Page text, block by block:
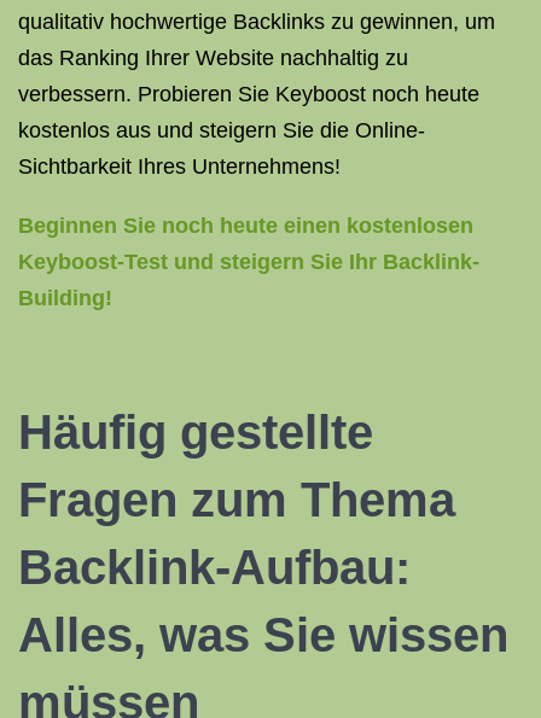
qualitativ hochwertige Backlinks zu gewinnen, um
das Ranking Ihrer Website nachhaltig zu
verbessern. Probieren Sie Keyboost noch heute
kostenlos aus und steigern Sie die Online-
Sichtbarkeit Ihres Unternehmens!
Beginnen Sie noch heute einen kostenlosen
Keyboost-Test und steigern Sie Ihr Backlink-
Building!
Häufig gestellte
Fragen zum Thema
Backlink-Aufbau:
Alles, was Sie wissen
müssen